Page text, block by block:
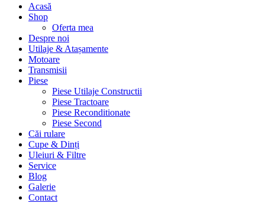
Acasă
Shop
Oferta mea
Despre noi
Utilaje & Atașamente
Motoare
Transmisii
Piese
Piese Utilaje Constructii
Piese Tractoare
Piese Reconditionate
Piese Second
Căi rulare
Cupe & Dinți
Uleiuri & Filtre
Service
Blog
Galerie
Contact